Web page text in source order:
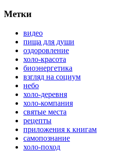
Метки
видео
пища для души
оздоровление
холо-красота
биоэнергетика
взгляд на социум
небо
холо-деревня
холо-компания
святые места
рецепты
приложения к книгам
самопознание
холо-поход